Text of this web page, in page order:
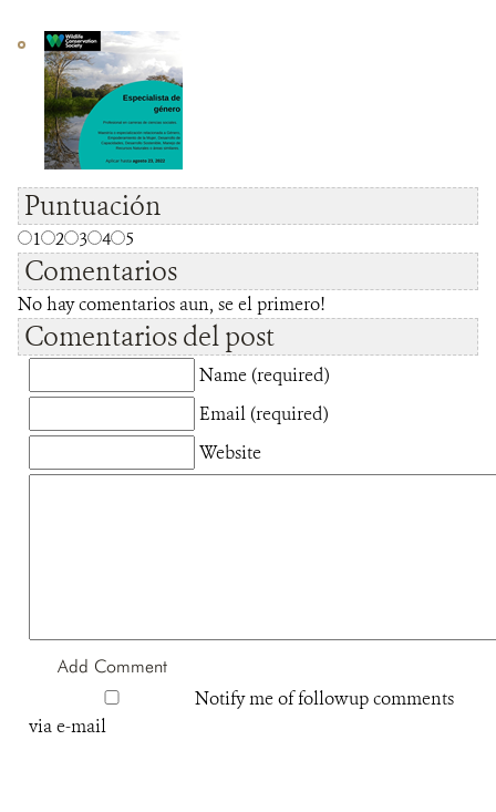
Puntuación
1 2 3 4 5
Comentarios
No hay comentarios aun, se el primero!
Comentarios del post
Name (required)
Email (required)
Website
Notify me of followup comments
via e-mail